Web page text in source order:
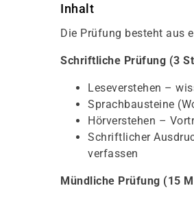
Inhalt
Die Prüfung besteht aus
Schriftliche Prüfung (3
Leseverstehen –
Sprachbausteine
Hörverstehen –
Schriftlicher
verfassen
Mündliche Prüfung (15